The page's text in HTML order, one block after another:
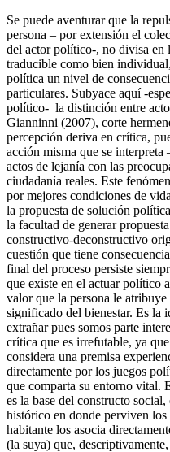
Se puede aventurar que la
persona – por extensión el
del actor político-, no divisa en
traducible como bien
política un nivel de
particulares. Subyace aquí -
político- la distinción entre
Gianninni (2007), corte
percepción deriva en crítica,
acción misma que se
actos de lejanía con las
ciudadanía reales. Este
por mejores condiciones de
la propuesta de solución
la facultad de generar
constructivo-deconstructivo
cuestión que tiene
final del proceso persiste
que existe en el actuar político
valor que la persona le
significado del bienestar. Es la
extrañar pues somos parte
crítica que es irrefutable, ya
considera una premisa
directamente por los juegos
que comparta su entorno vital.
es la base del constructo
histórico en donde perviven
habitante los asocia
(la suya) que,